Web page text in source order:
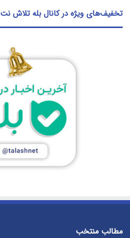
تخفیف‌های ویژه در کانال بله تلاش نت
مطالب منتخب